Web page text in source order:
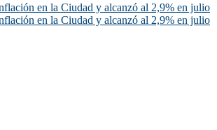
en la Ciudad y alcanzó al 2,9% en julio
en la Ciudad y alcanzó al 2,9% en julio